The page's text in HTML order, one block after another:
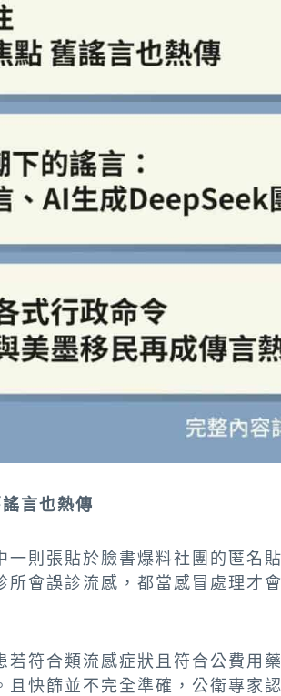
言也熱傳
則張貼於臉書爆料社團的匿名
會誤診流感，都當感冒處理才
符合類流感症狀且符合公費用
快篩並不完全準確，公衛專家